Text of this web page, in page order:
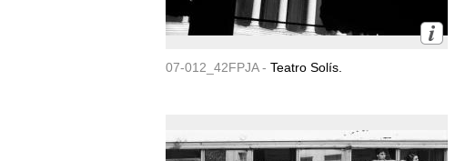
07-012_42FPJA - Teatro Solís.